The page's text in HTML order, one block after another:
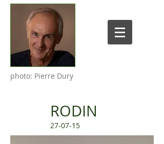
photo: Pierre Dury
RODIN
27-07-15